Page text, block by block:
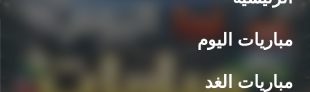
مباريات اليوم
مباريات الغد